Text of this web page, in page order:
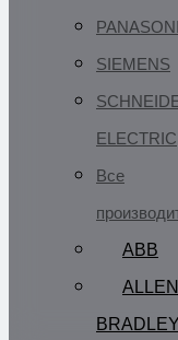
SIEMENS
ELECTRIC
Все
ABB
ALLEN
BRADLEY